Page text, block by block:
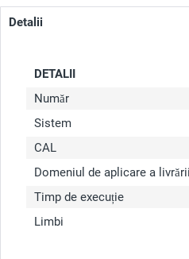
Detalii
DETALII
Număr
Sistem
CAL
Domeniul de aplicare a livrării
Timp de execuție
Limbi